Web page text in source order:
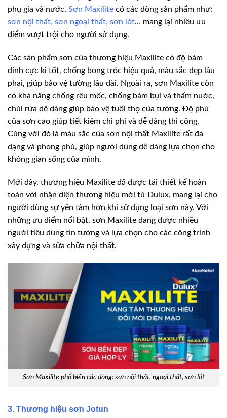
phụ gia và nước. Sơn Maxilite có các dòng sản phẩm như:
sơn nội thất, sơn ngoại thất, sơn lót… mang lại nhiều ưu
điểm vượt trội cho người sử dụng.
Các sản phẩm sơn của thương hiệu Maxilite có độ bám
dính cực kì tốt, chống bong tróc hiệu quả, màu sắc đẹp lâu
phai, giúp bảo vệ tường lâu dài. Ngoài ra, sơn Maxilite còn
có khả năng chống rêu mốc, chống bám bụi và thấm nước,
chùi rửa dễ dàng giúp bảo vệ tuổi thọ của tường. Độ phủ
của sơn cao giúp tiết kiệm chi phí và dễ dàng thi công.
Cùng với đó là màu sắc của sơn nội thất Maxilite rất đa
dạng và phong phú, giúp người dùng dễ dàng lựa chọn cho
không gian sống của mình.
Mới đây, thương hiệu Maxilite đã được tái thiết kế hoàn
toàn với nhận diện thương hiệu mới từ Dulux, mang lại cho
người dùng sự yên tâm hơn khi sử dụng loại sơn này. Với
những ưu điểm nổi bật, sơn Maxilite đang được nhiều
người tiêu dùng tin tưởng và lựa chọn cho các công trình
xây dựng và sửa chữa nội thất.
Sơn Maxilite phổ biến các dòng: sơn nội thất, ngoại thất, sơn lót
3. Thương hiệu sơn Jotun